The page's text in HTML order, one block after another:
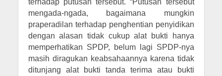
mengada-ngada, bagaimana mungkin
praperadilan terhadap penghentian penyidikan
dengan alasan tidak cukup alat bukti hanya
memperhatikan SPDP, belum lagi SPDP-nya
masih diragukan keabsahaannya karena tidak
ditunjang alat bukti tanda terima atau bukti